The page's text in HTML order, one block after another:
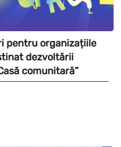
pentru organizațiile
dezvoltării
comunitară”